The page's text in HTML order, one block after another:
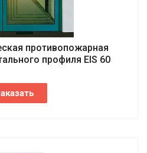
противопожарная
профиля EIS 60